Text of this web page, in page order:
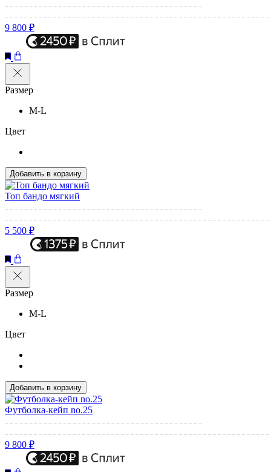
9 800 ₽
Размер
M-L
Цвет
Добавить в корзину
Топ бандо мягкий
5 500 ₽
Размер
M-L
Цвет
Добавить в корзину
Футболка-кейп no.25
9 800 ₽